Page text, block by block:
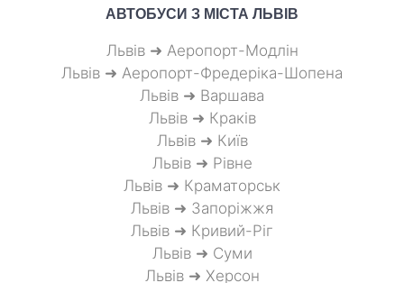
АВТОБУСИ З МІСТА ЛЬВІВ
Львів ➜ Аеропорт-Модлін
Львів ➜ Аеропорт-Фредеріка-Шопена
Львів ➜ Варшава
Львів ➜ Краків
Львів ➜ Київ
Львів ➜ Рівне
Львів ➜ Краматорськ
Львів ➜ Запоріжжя
Львів ➜ Кривий-Ріг
Львів ➜ Суми
Львів ➜ Херсон